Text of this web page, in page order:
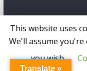
This website uses
We'll assume
you wish.
Translate »